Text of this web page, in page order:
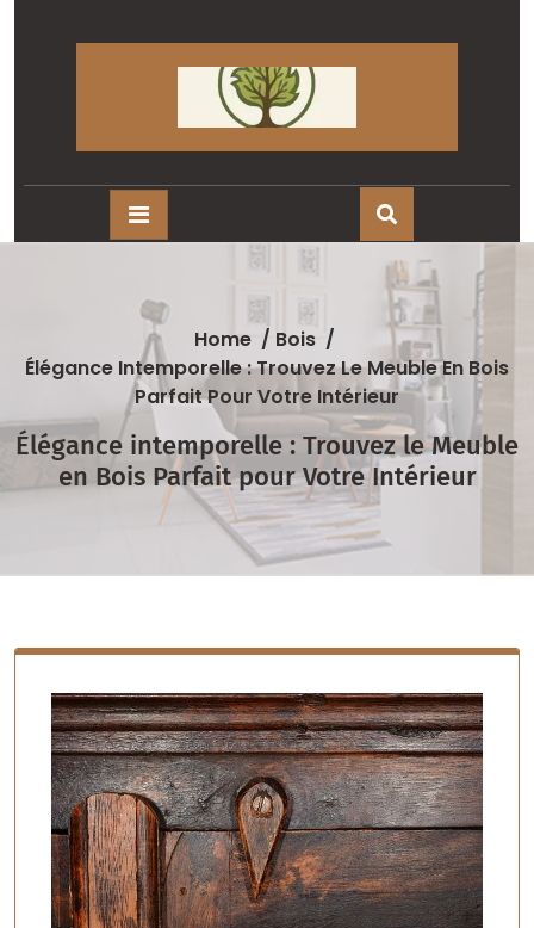
Home / Bois /
Élégance Intemporelle : Trouvez Le Meuble En Bois
Parfait Pour Votre Intérieur
Élégance intemporelle : Trouvez le Meuble
en Bois Parfait pour Votre Intérieur